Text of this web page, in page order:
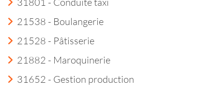
21538 - Boulangerie
21528 - Pâtisserie
21882 - Maroquinerie
31652 - Gestion production